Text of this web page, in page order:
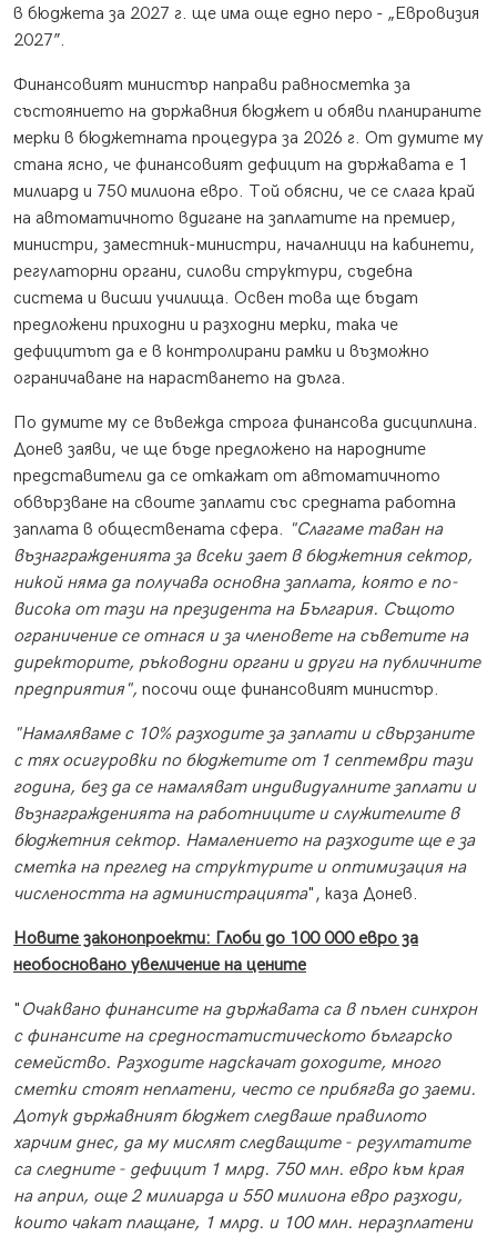
в бюджета за 2027 г. ще има още едно перо - „Евровизия
2027”.
Финансовият министър направи равносметка за
състоянието на държавния бюджет и обяви планираните
мерки в бюджетната процедура за 2026 г. От думите му
стана ясно, че финансовият дефицит на държавата е 1
милиард и 750 милиона евро. Той обясни, че се слага край
на автоматичното вдигане на заплатите на премиер,
министри, заместник-министри, началници на кабинети,
регулаторни органи, силови структури, съдебна
система и висши училища. Освен това ще бъдат
предложени приходни и разходни мерки, така че
дефицитът да е в контролирани рамки и възможно
ограничаване на нарастването на дълга.
По думите му се въвежда строга финансова дисциплина.
Донев заяви, че ще бъде предложено на народните
представители да се откажат от автоматичното
обвързване на своите заплати със средната работна
заплата в обществената сфера. "Слагаме таван на
възнагражденията за всеки зает в бюджетния сектор,
никой няма да получава основна заплата, която е по-
висока от тази на президента на България. Същото
ограничение се отнася и за членовете на съветите на
директорите, ръководни органи и други на публичните
предприятия", посочи още финансовият министър.
"Намаляваме с 10% разходите за заплати и свързаните
с тях осигуровки по бюджетите от 1 септември тази
година, без да се намаляват индивидуалните заплати и
възнагражденията на работниците и служителите в
бюджетния сектор. Намалението на разходите ще е за
сметка на преглед на структурите и оптимизация на
числеността на администрацията", каза Донев.
Новите законопроекти: Глоби до 100 000 евро за
необосновано увеличение на цените
" Очаквано финансите на държавата са в пълен синхрон
с финансите на средностатистическото българско
семейство. Разходите надскачат доходите, много
сметки стоят неплатени, често се прибягва до заеми.
Дотук държавният бюджет следваше правилото
харчим днес, да му мислят следващите - резултатите
са следните - дефицит 1 млрд. 750 млн. евро към края
на април, още 2 милиарда и 550 милиона евро разходи,
които чакат плащане, 1 млрд. и 100 млн. неразплатени